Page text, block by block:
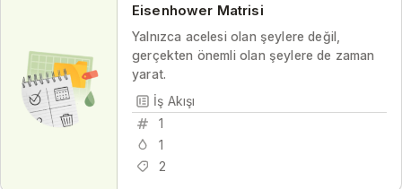
Eisenhower Matrisi
Yalnızca acelesi olan şeylere değil,
gerçekten önemli olan şeylere de zaman
yarat.
İş Akışı
1
1
2